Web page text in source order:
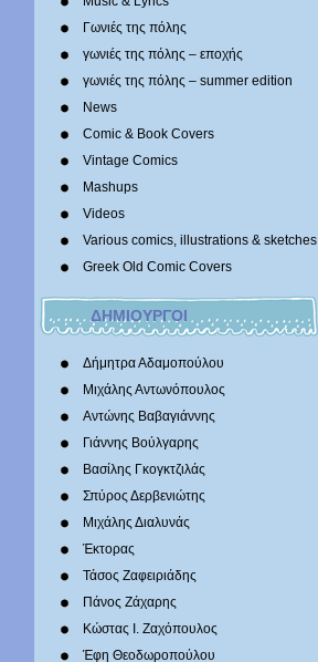
Γωνιές της πόλης
γωνιές της πόλης – εποχής
γωνιές της πόλης – summer edition
News
Comic & Book Covers
Vintage Comics
Mashups
Videos
Various comics, illustrations & sketches
Greek Old Comic Covers
ΔΗΜΙΟΥΡΓΟΙ
Δήμητρα Αδαμοπούλου
Μιχάλης Αντωνόπουλος
Αντώνης Βαβαγιάννης
Γιάννης Βούλγαρης
Βασίλης Γκογκτζιλάς
Σπύρος Δερβενιώτης
Mιχάλης Διαλυνάς
Έκτορας
Τάσος Ζαφειριάδης
Πάνος Ζάχαρης
Κώστας Ι. Ζαχόπουλoς
Έφη Θεοδωροπούλου